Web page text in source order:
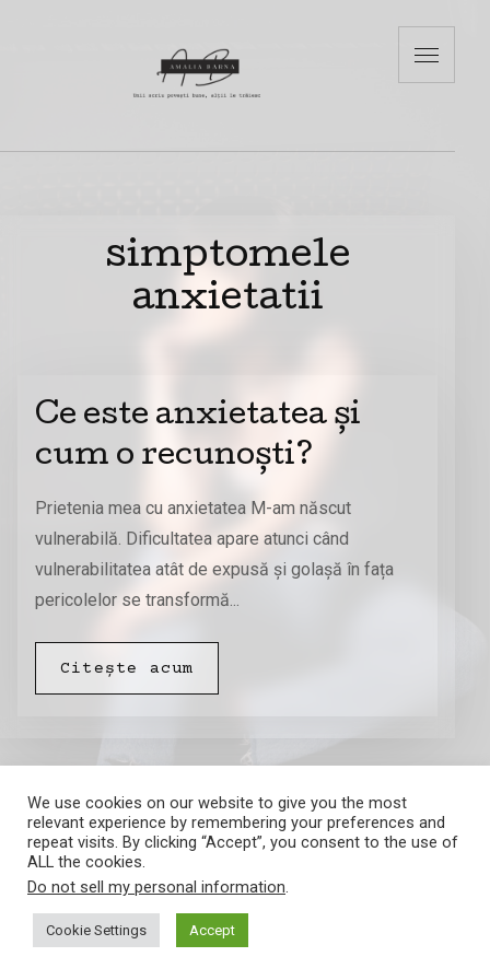
simptomele
anxietatii
Ce este anxietatea și
cum o recunoști?
Prietenia mea cu anxietatea M-am născut
vulnerabilă. Dificultatea apare atunci când
vulnerabilitatea atât de expusă și golașă în fața
pericolelor se transformă...
Citește acum
Amalia Barna
We use cookies on our website to give you the most
relevant experience by remembering your preferences and
repeat visits. By clicking “Accept”, you consent to the use of
ALL the cookies.
Do not sell my personal information.
Cookie Settings Accept